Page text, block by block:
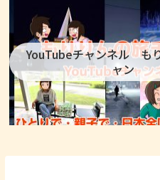
YouTubeチャンネル も
ャン